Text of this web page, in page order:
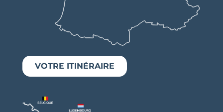
VOTRE ITINÉRAIRE